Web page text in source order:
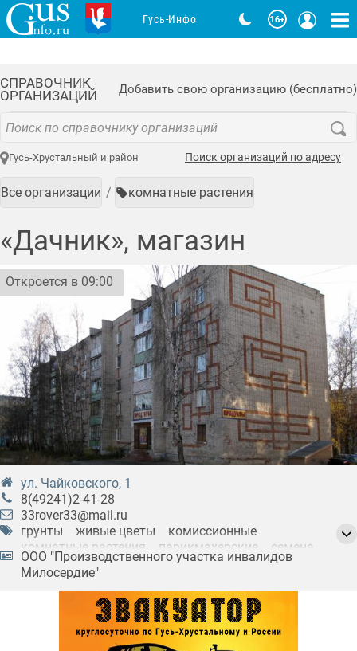
СПРАВОЧНИК
ОРГАНИЗАЦИЙ
Добавить свою организацию (бесплатно)
Гусь-Хрустальный и район Поиск организаций по адресу
Все организации комнатные растения
«Дачник», магазин
Откроется в 09:00
ул. Чайковского, 1
8(49241)2-41-28
33rover33@mail.ru
грунты
живые цветы
комиссионные
комнатные растения
парикмахерские
семена
удобрения
ООО "Производственного участка инвалидов
Милосердие"
Гусь-Инфо